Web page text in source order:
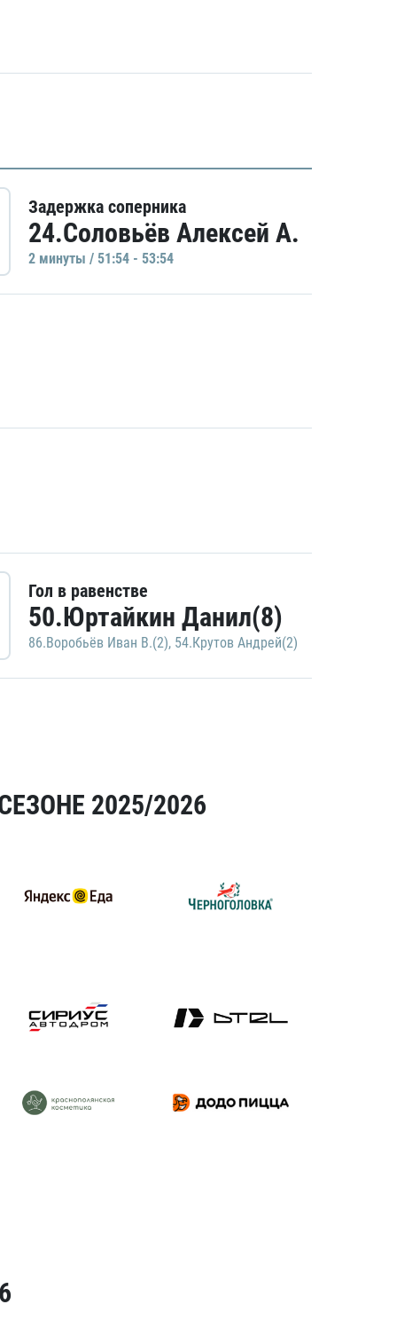
Задержка соперника
24.Соловьёв Алексей А.
2 минуты / 51:54 - 53:54
Гол в равенстве
50.Юртайкин Данил(8)
86.Воробьёв Иван В.(2), 54.Крутов Андрей(2)
2025/2026